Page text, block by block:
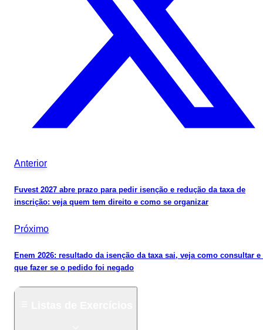
Anterior
Fuvest 2027 abre prazo para pedir isenção e redução da taxa de
inscrição: veja quem tem direito e como se organizar
Próximo
Enem 2026: resultado da isenção da taxa sai, veja como consultar e
que fazer se o pedido foi negado